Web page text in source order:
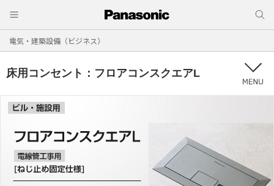
電気・建築設備（ビジネス）
床用コンセント：フロアコンスクエアL